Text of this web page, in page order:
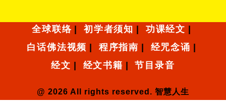
全球联络 初学者须知
功课经文
白话佛法视频
程序指南
经咒念诵
经文
经文书籍 节目录音
@ 2026 All rights reserved. 智慧人生